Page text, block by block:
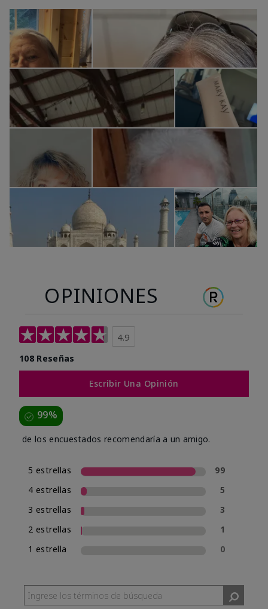
OPINIONES
4.9
108 Reseñas
Escribir Una Opinión
99%
de los encuestados recomendaría a un amigo.
5 estrellas
99
4 estrellas
5
3 estrellas
3
2 estrellas
1
1 estrella
0